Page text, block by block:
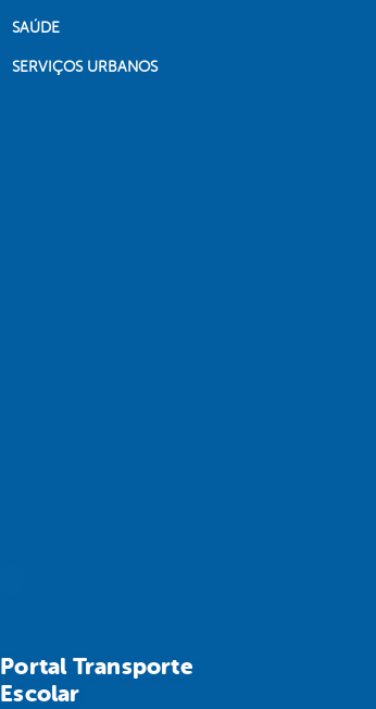
SAÚDE
SERVIÇOS URBANOS
Portal Transporte
Escolar